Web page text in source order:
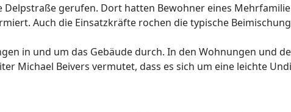
Delpstraße gerufen. Dort hatten Bewohner eines
Auch die Einsatzkräfte rochen die typische
in und um das Gebäude durch. In den Wohnungen und
Michael Beivers vermutet, dass es sich um eine leichte